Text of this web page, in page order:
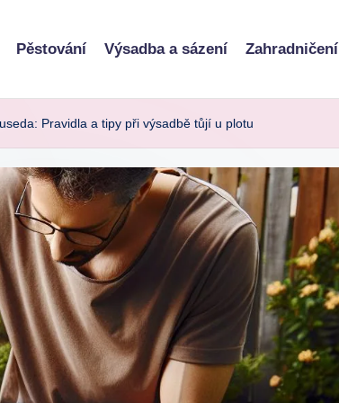
Pěstování Výsadba a sázení Zahradničení
Pravidla a tipy při výsadbě tůjí u plotu